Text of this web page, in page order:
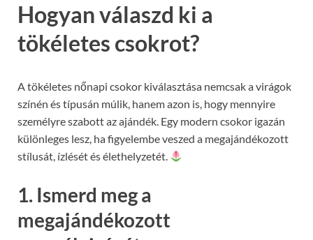
Hogyan válaszd ki a
tökéletes csokrot?
A tökéletes nőnapi csokor kiválasztása nemcsak a virágok
színén és típusán múlik, hanem azon is, hogy mennyire
személyre szabott az ajándék. Egy modern csokor igazán
különleges lesz, ha figyelembe veszed a megajándékozott
stílusát, ízlését és élethelyzetét.
1. Ismerd meg a
megajándékozott